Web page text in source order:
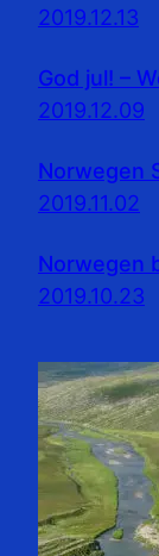
2019.12.13
God jul! –
2019.12.09
Norwegen
2019.11.02
Norwegen
2019.10.23